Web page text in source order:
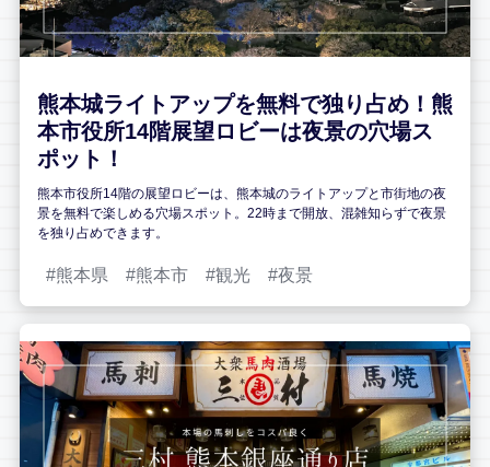
熊本城ライトアップを無料で独り占め！熊
本市役所14階展望ロビーは夜景の穴場ス
ポット！
熊本市役所14階の展望ロビーは、熊本城のライトアップと市街地の夜
景を無料で楽しめる穴場スポット。22時まで開放、混雑知らずで夜景
を独り占めできます。
熊本県 熊本市 観光 夜景